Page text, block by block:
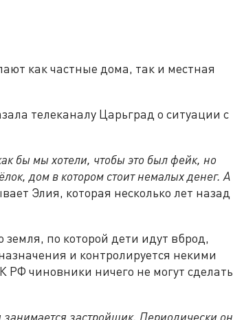
как частные дома, так и местная
телеканалу Царьград о ситуации с
бы мы хотели, чтобы это был фейк, но
дом в котором стоит немалых денег. А
Элия, которая несколько лет назад
по которой дети идут вброд,
и контролируется некими
РФ чиновники ничего не могут сделать
занимается застройщик. Периодически он